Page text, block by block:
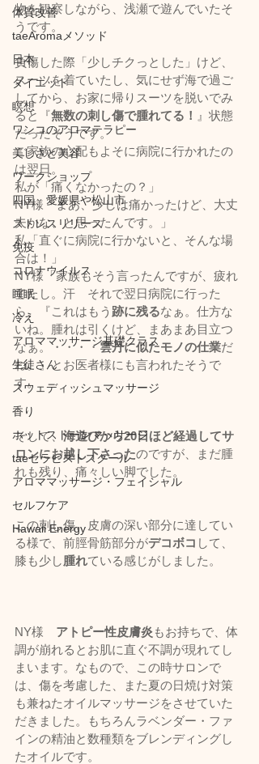
体質改善
taeAromaメソッド
日本
ダイエット
瞑想
ワンコのアロマテラピー
美しさと美容
ワークショップ
四国、愛媛県や松山市
ストレスリリース
免疫
コロナウイルス
睡眠
冷え
アロママッサージ基礎クラス
生徒さん
スウェディッシュマッサージ
香り
ホットストーンマッサージ
taeセラピストスクール
アロママッサージ・フェイシャル
セルフケア
Hawaii Energy
物を観察しながら、浅瀬で遊んでいたそ
うです。
負傷した際「少しチクっとした」けど、
スーツを着ていたし、気にせず海で過ご
してから、お家に帰りスーツを脱いでみ
ると『無数の刺し傷で腫れてる！ 』状態
だったそうです。
ご家族の心配もよそに病院に行かれたの
は翌日。
私が「痛くなかったの？」
NY様「まあ、少しは痛かったけど、大丈
夫かな、と思ったんです。」
私「直ぐに病院に行かないと、そんな場
合は！」
NY様「家族もそう言ったんですが、疲れ
てたし。汗　それで翌日病院に行った
ら、『これはもう 跡に残るなぁ。仕方な
いね。腫れは引くけど、まあまあ目立つ
なぁ。・・・・雲丹に似たモノの仕業だ
ね。』とお医者様にも言われたそうで
す。
そして、海遊びから20日ほど経過してサ
ロンにお越し下さったのですが、まだ腫
れも残り、痛々しい脚でした。
この刺し傷、皮膚の深い部分に達してい
る様で、前脛骨筋部分がデコボコ して、
膝も少し腫れている感じがしました。
NY様 アトピー性皮膚炎もお持ちで、体
調が崩れるとお肌に直ぐ不調が現れてし
まいます。なもので、この時サロンで
は、傷を考慮した、また夏の日焼け対策
も兼ねたオイルマッサージをさせていた
だきました。もちろんラベンダー・ファ
インの精油と数種類をブレンディングし
たオイルです。